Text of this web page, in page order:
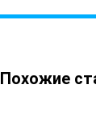
Похожие